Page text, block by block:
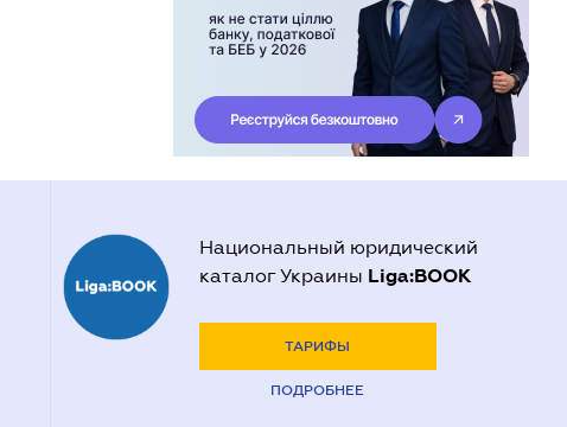
Национальный юридический
каталог Украины Liga:BOOK
ТАРИФЫ
ПОДРОБНЕЕ